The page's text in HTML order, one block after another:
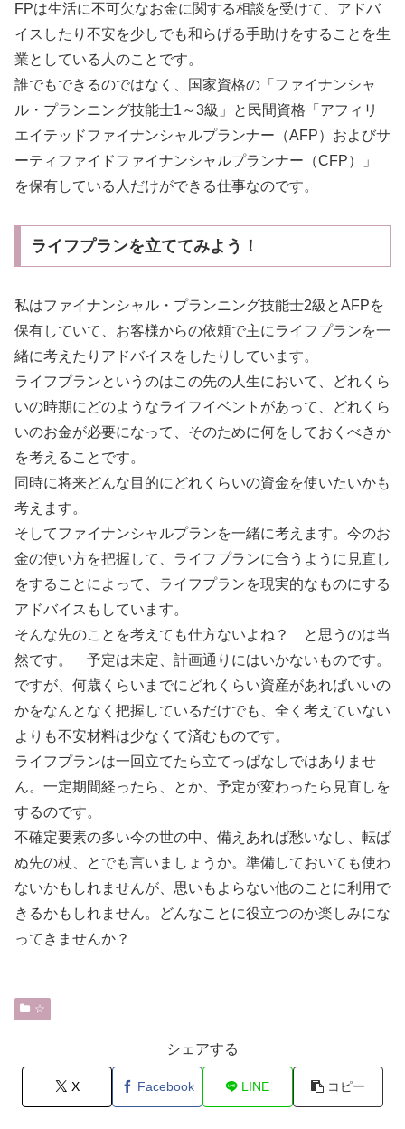
FPは生活に不可欠なお金に関する相談を受けて、アドバ
イスしたり不安を少しでも和らげる手助けをすることを生
業としている人のことです。
誰でもできるのではなく、国家資格の「ファイナンシャ
ル・プランニング技能士1～3級」と民間資格「アフィリ
エイテッドファイナンシャルプランナー（AFP）およびサ
ーティファイドファイナンシャルプランナー（CFP）」
を保有している人だけができる仕事なのです。
ライフプランを立ててみよう！
私はファイナンシャル・プランニング技能士2級とAFPを
保有していて、お客様からの依頼で主にライフプランを一
緒に考えたりアドバイスをしたりしています。
ライフプランというのはこの先の人生において、どれくら
いの時期にどのようなライフイベントがあって、どれくら
いのお金が必要になって、そのために何をしておくべきか
を考えることです。
同時に将来どんな目的にどれくらいの資金を使いたいかも
考えます。
そしてファイナンシャルプランを一緒に考えます。今のお
金の使い方を把握して、ライフプランに合うように見直し
をすることによって、ライフプランを現実的なものにする
アドバイスもしています。
そんな先のことを考えても仕方ないよね？ と思うのは当
然です。 予定は未定、計画通りにはいかないものです。
ですが、何歳くらいまでにどれくらい資産があればいいの
かをなんとなく把握しているだけでも、全く考えていない
よりも不安材料は少なくて済むものです。
ライフプランは一回立てたら立てっぱなしではありませ
ん。一定期間経ったら、とか、予定が変わったら見直しを
するのです。
不確定要素の多い今の世の中、備えあれば愁いなし、転ば
ぬ先の杖、とでも言いましょうか。準備しておいても使わ
ないかもしれませんが、思いもよらない他のことに利用で
きるかもしれません。どんなことに役立つのか楽しみにな
ってきませんか？
☆
シェアする
X Facebook LINE コピー